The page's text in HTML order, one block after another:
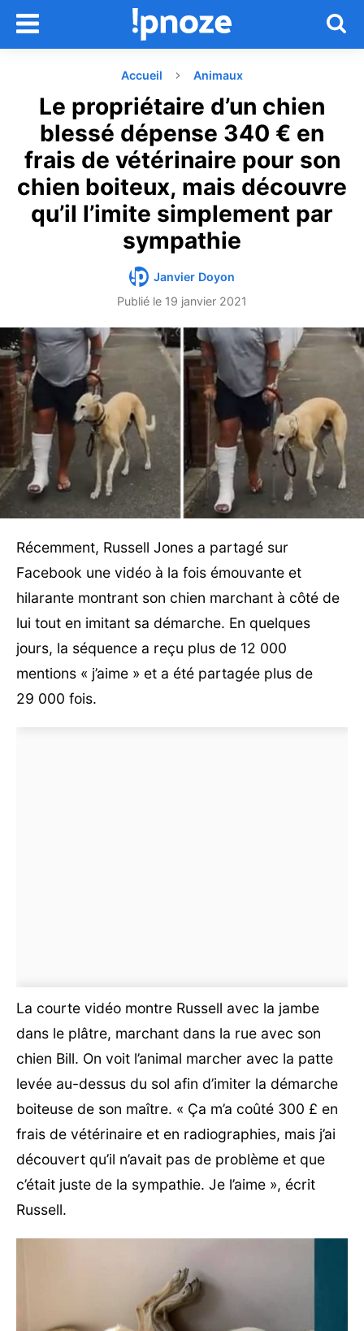
Accueil Animaux
Le propriétaire d’un chien
blessé dépense 340 € en
frais de vétérinaire pour son
chien boiteux, mais découvre
qu’il l’imite simplement par
sympathie
Janvier Doyon
Publié le 19 janvier 2021
Récemment, Russell Jones a partagé sur
Facebook une vidéo à la fois émouvante et
hilarante montrant son chien marchant à côté de
lui tout en imitant sa démarche. En quelques
jours, la séquence a reçu plus de 12 000
mentions « j’aime » et a été partagée plus de
29 000 fois.
La courte vidéo montre Russell avec la jambe
dans le plâtre, marchant dans la rue avec son
chien Bill. On voit l’animal marcher avec la patte
levée au-dessus du sol afin d’imiter la démarche
boiteuse de son maître. « Ça m’a coûté 300 £ en
frais de vétérinaire et en radiographies, mais j’ai
découvert qu’il n’avait pas de problème et que
c’était juste de la sympathie. Je l’aime », écrit
Russell.